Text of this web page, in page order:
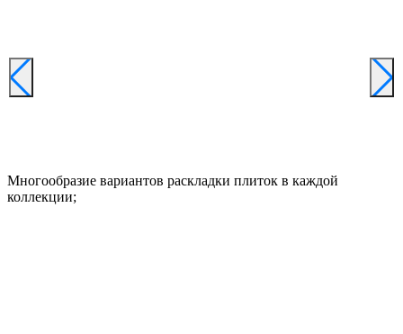
Многообразие вариантов раскладки плиток в каждой
коллекции;